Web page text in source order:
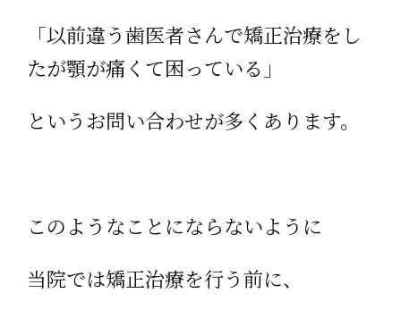
「以前違う歯医者さんで矯正治療をし
たが顎が痛くて困っている」
というお問い合わせが多くあります。
このようなことにならないように
当院では矯正治療を行う前に、